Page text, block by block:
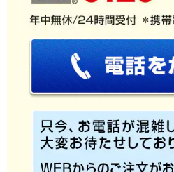
す。
商品により、同一シリーズをご購入され